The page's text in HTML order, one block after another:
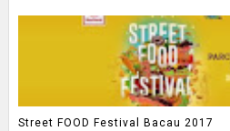
Street FOOD Festival Bacau 2017